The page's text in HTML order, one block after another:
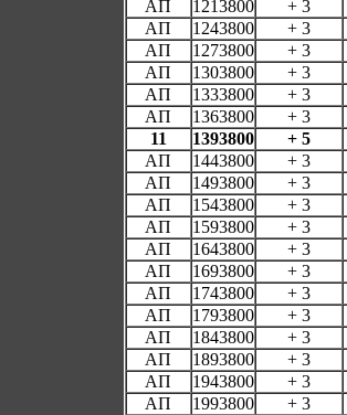
АП 1213800
+ 3
АП
1243800
+ 3
АП
1273800
+ 3
АП
1303800
+ 3
АП
1333800
+ 3
АП
1363800
+ 3
11
1393800
+ 5
АП
1443800
+ 3
АП
1493800
+ 3
АП
1543800
+ 3
АП
1593800
+ 3
АП
1643800
+ 3
АП
1693800
+ 3
АП
1743800
+ 3
АП
1793800
+ 3
АП
1843800
+ 3
АП
1893800
+ 3
АП
1943800
+ 3
АП
1993800
+ 3